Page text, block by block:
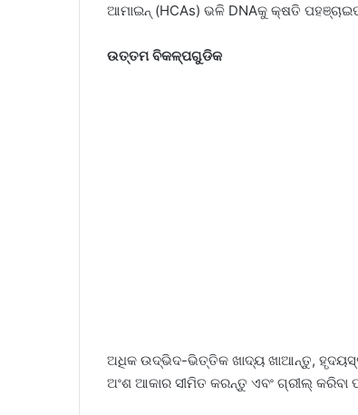
ଆମାଇନ୍ (HCAs) ଭଳି DNAକୁ କ୍ଷତି
ଉତ୍ତମ ବିକଳ୍ପଗୁଡିକ
ଅଧିକ ଉଦ୍ଭିଦ-ଭିତ୍ତିକ ଖାଦ୍ୟ ଖାଆନ୍ତୁ,
ଅଂଶ ଆକାର ସୀମିତ କରନ୍ତୁ ଏବଂ ଗ୍ରୀଲ୍ କରିବା